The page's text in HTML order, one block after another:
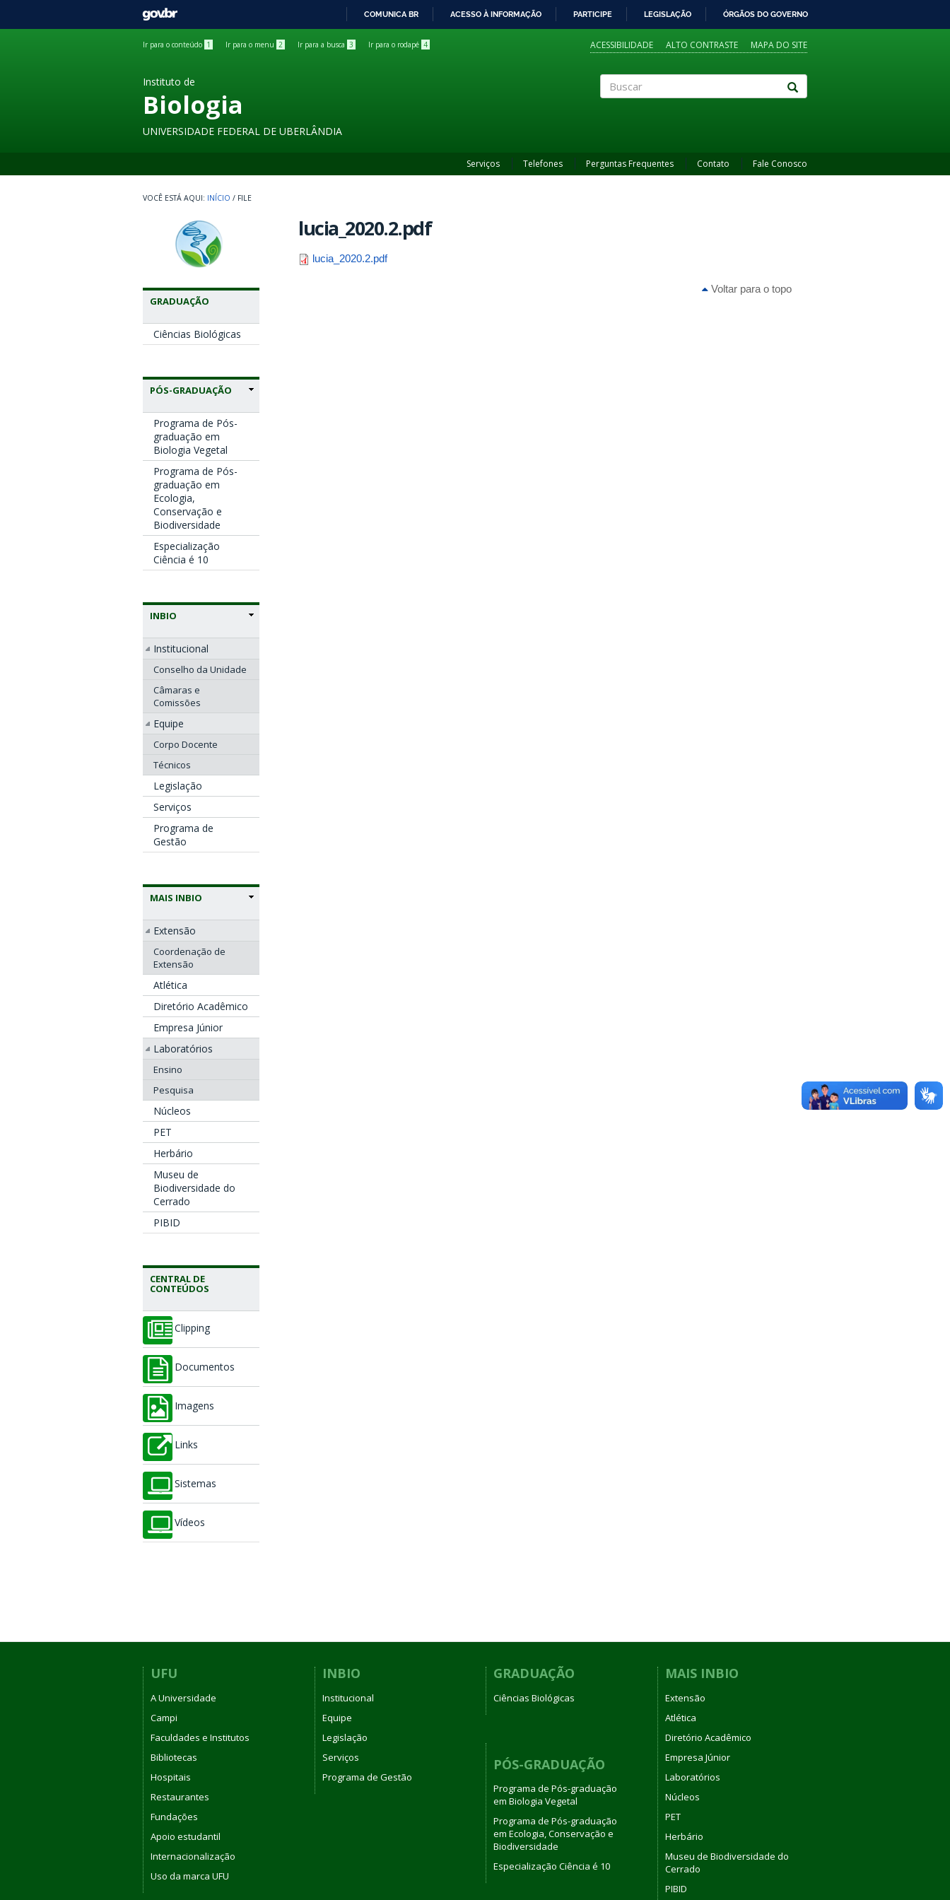
GOVBR
COMUNICA BR ACESSO À INFORMAÇÃO PARTICIPE LEGISLAÇÃO ÓRGÃOS DO GOVERNO
Ir para o conteúdo 1 Ir para o menu 2 Ir para a busca 3 Ir para o rodapé 4 ACESSIBILIDADE ALTO CONTRASTE MAPA DO SITE
Instituto de
Biologia
UNIVERSIDADE FEDERAL DE UBERLÂNDIA
Serviços Telefones Perguntas Frequentes Contato Fale Conosco
INÍCIO / FILE
GRADUAÇÃO
Ciências Biológicas
PÓS-GRADUAÇÃO
Programa de Pós-
graduação em
Biologia Vegetal
Programa de Pós-
graduação em
Ecologia,
Conservação e
Biodiversidade
Especialização
Ciência é 10
INBIO
Institucional
Conselho da Unidade
Câmaras e
Comissões
Equipe
Corpo Docente
Técnicos
Legislação
Serviços
Programa de
Gestão
MAIS INBIO
Extensão
Coordenação de
Extensão
Atlética
Diretório Acadêmico
Empresa Júnior
Laboratórios
Ensino
Pesquisa
Núcleos
PET
Herbário
Museu de
Biodiversidade do
Cerrado
PIBID
CENTRAL DE
CONTEÚDOS
Clipping
Documentos
Imagens
Links
Sistemas
Vídeos
lucia_2020.2.pdf
lucia_2020.2.pdf
Voltar para o topo
UFU
A Universidade
Campi
Faculdades e Institutos
Bibliotecas
Hospitais
Restaurantes
Fundações
Apoio estudantil
Internacionalização
Uso da marca UFU
INBIO
Institucional
Equipe
Legislação
Serviços
Programa de Gestão
GRADUAÇÃO
Ciências Biológicas
PÓS-GRADUAÇÃO
Programa de Pós-graduação
em Biologia Vegetal
Programa de Pós-graduação
em Ecologia, Conservação e
Biodiversidade
Especialização Ciência é 10
MAIS INBIO
Extensão
Atlética
Diretório Acadêmico
Empresa Júnior
Laboratórios
Núcleos
PET
Herbário
Museu de Biodiversidade do
Cerrado
PIBID